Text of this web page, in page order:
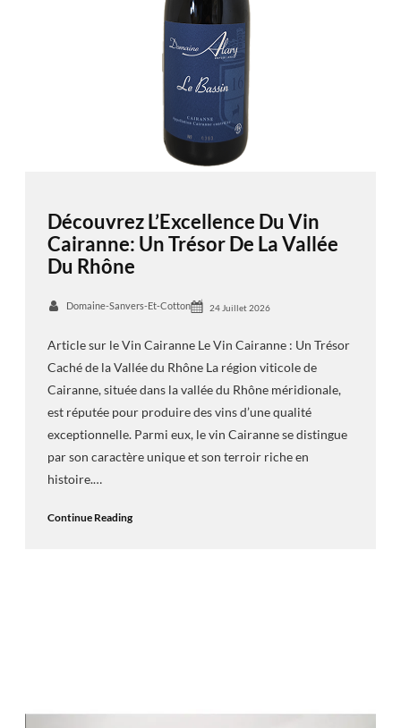
Découvrez L’Excellence Du Vin
Cairanne: Un Trésor De La Vallée
Du Rhône
Domaine-Sanvers-Et-Cotton 24 Juillet 2026
Article sur le Vin Cairanne Le Vin Cairanne : Un Trésor
Caché de la Vallée du Rhône La région viticole de
Cairanne, située dans la vallée du Rhône méridionale,
est réputée pour produire des vins d’une qualité
exceptionnelle. Parmi eux, le vin Cairanne se distingue
par son caractère unique et son terroir riche en
histoire.…
Continue Reading